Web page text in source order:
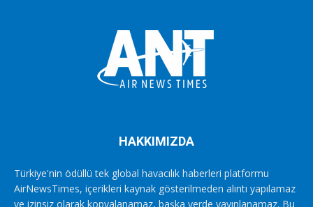
HAKKIMIZDA
Türkiye'nin ödüllü tek global havacılık haberleri platformu
AirNewsTimes, içerikleri kaynak gösterilmeden alıntı yapılamaz
ve izinsiz olarak kopyalanamaz, başka yerde yayınlanamaz. Bu